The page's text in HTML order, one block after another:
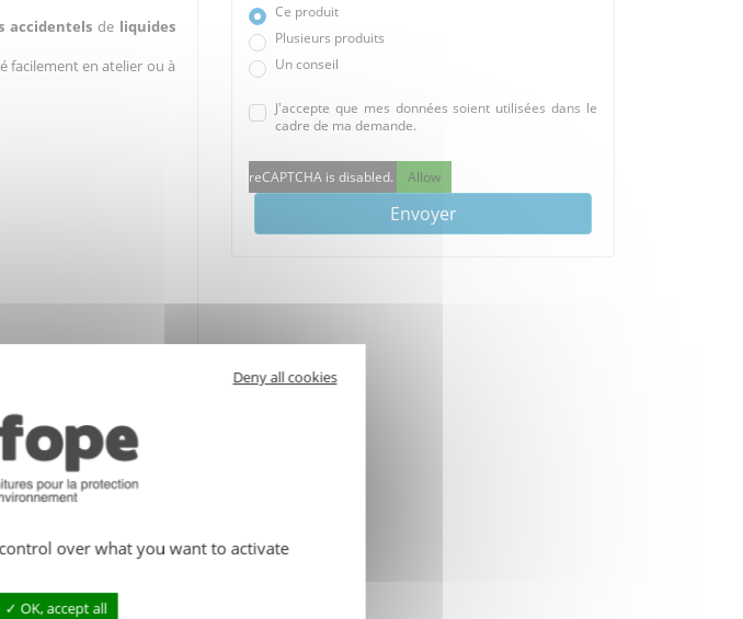
accidentelsde liquides
facilement en atelier ou à
Ce produit
Plusieurs produits
Un conseil
J'accepte que mes données soient utilisées dans le
cadre de ma demande.
reCAPTCHA is disabled. Allow
Envoyer
Deny all cookies
over what you want to activate
OK, accept all